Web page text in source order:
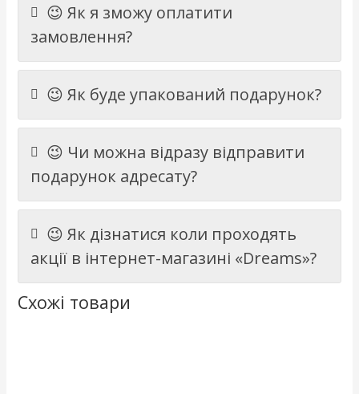
😉 Як я зможу оплатити
замовлення?
😉 Як буде упакований подарунок?
😉 Чи можна відразу відправити
подарунок адресату?
😉 Як дізнатися коли проходять
акції в інтернет-магазині «Dreams»?
Схожі товари